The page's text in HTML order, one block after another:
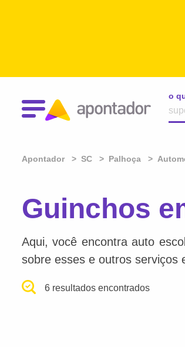
o
Apontador SC Palhoça
Guinchos
Aqui, você encontra auto
sobre esses e outros serviços
6 resultados encontrados